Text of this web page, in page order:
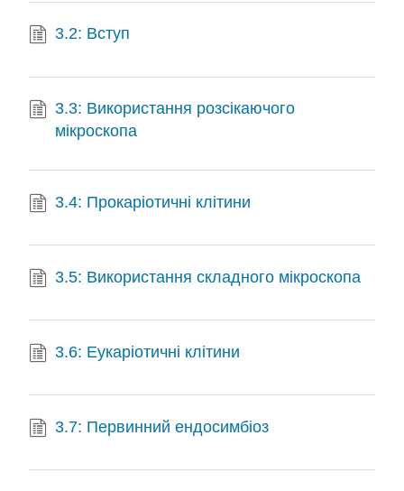
3.2: Вступ
3.3: Використання розсікаючого
мікроскопа
3.4: Прокаріотичні клітини
3.5: Використання складного мікроскопа
3.6: Еукаріотичні клітини
3.7: Первинний ендосимбіоз